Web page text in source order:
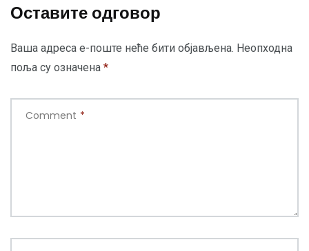
Оставите одговор
Ваша адреса е-поште неће бити објављена. Неопходна
поља су означена *
Comment *